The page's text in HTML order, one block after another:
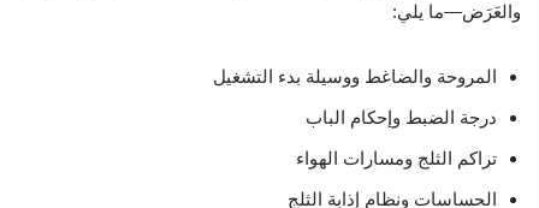
والعَرَض—ما يلي:
المروحة والضاغط ووسيلة بدء التشغيل
درجة الضبط وإحكام الباب
تراكم الثلج ومسارات الهواء
الحساسات ونظام إذابة الثلج